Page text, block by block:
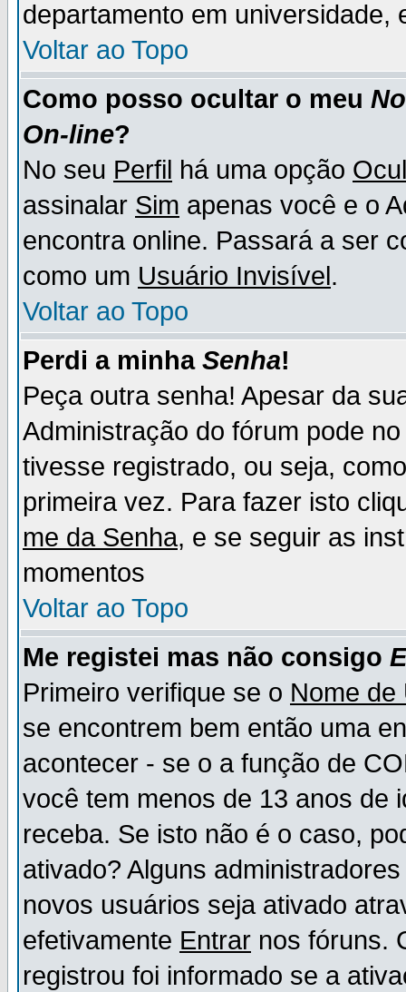
departamento em universidade,
Voltar ao Topo
Como posso ocultar o meu
On-line?
No seu Perfil há uma opção
assinalar Sim apenas você e o
encontra online. Passará a ser
como um Usuário Invisível.
Voltar ao Topo
Perdi a minha Senha!
Peça outra senha! Apesar da
Administração do fórum pode
tivesse registrado, ou seja,
primeira vez. Para fazer isto
me da Senha, e se seguir as
momentos
Voltar ao Topo
Me registei mas não consigo
Primeiro verifique se o Nome de
se encontrem bem então uma
acontecer - se o a função de
você tem menos de 13 anos de
receba. Se isto não é o caso,
ativado? Alguns
novos usuários seja ativado
efetivamente Entrar nos fóruns.
registrou foi informado se a